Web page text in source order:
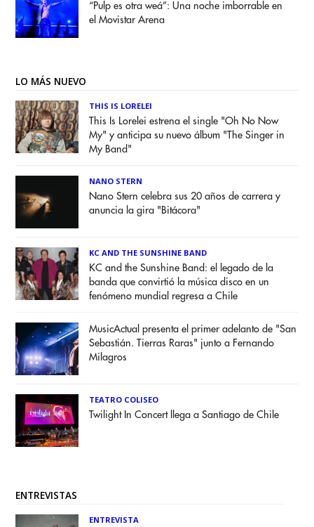
“Pulp es otra weá”: Una noche imborrable en
el Movistar Arena
LO MÁS NUEVO
THIS IS LORELEI
This Is Lorelei estrena el single "Oh No Now
My" y anticipa su nuevo álbum "The Singer in
My Band"
NANO STERN
Nano Stern celebra sus 20 años de carrera y
anuncia la gira "Bitácora"
KC AND THE SUNSHINE BAND
KC and the Sunshine Band: el legado de la
banda que convirtió la música disco en un
fenómeno mundial regresa a Chile
MusicActual presenta el primer adelanto de "San
Sebastián. Tierras Raras" junto a Fernando
Milagros
TEATRO COLISEO
Twilight In Concert llega a Santiago de Chile
ENTREVISTAS
ENTREVISTA